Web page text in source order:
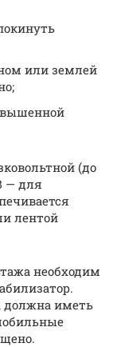
или землей
(до
— для
лентой
необходим
должна иметь